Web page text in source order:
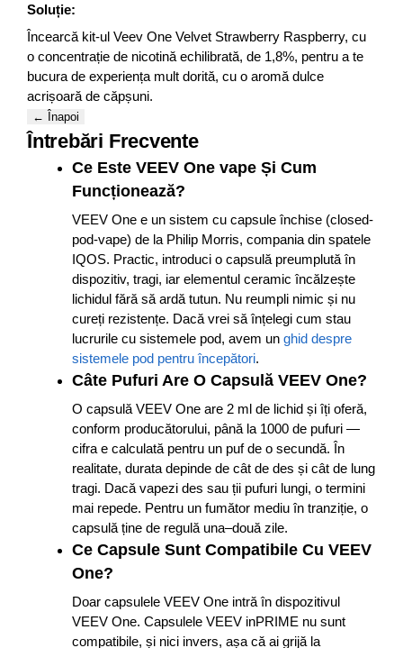
Soluție:
Încearcă kit-ul Veev One Velvet Strawberry Raspberry, cu
o concentrație de nicotină echilibrată, de 1,8%, pentru a te
bucura de experiența mult dorită, cu o aromă dulce
acrișoară de căpșuni.
← Înapoi
Întrebări Frecvente
Ce Este VEEV One vape Și Cum
Funcționează?
VEEV One e un sistem cu capsule închise (closed-
pod-vape) de la Philip Morris, compania din spatele
IQOS. Practic, introduci o capsulă preumplută în
dispozitiv, tragi, iar elementul ceramic încălzește
lichidul fără să ardă tutun. Nu reumpli nimic și nu
cureți rezistențe. Dacă vrei să înțelegi cum stau
lucrurile cu sistemele pod, avem un ghid despre
sistemele pod pentru începători.
Câte Pufuri Are O Capsulă VEEV One?
O capsulă VEEV One are 2 ml de lichid și îți oferă,
conform producătorului, până la 1000 de pufuri —
cifra e calculată pentru un puf de o secundă. În
realitate, durata depinde de cât de des și cât de lung
tragi. Dacă vapezi des sau ții pufuri lungi, o termini
mai repede. Pentru un fumător mediu în tranziție, o
capsulă ține de regulă una–două zile.
Ce Capsule Sunt Compatibile Cu VEEV
One?
Doar capsulele VEEV One intră în dispozitivul
VEEV One. Capsulele VEEV inPRIME nu sunt
compatibile, și nici invers, așa că ai grijă la